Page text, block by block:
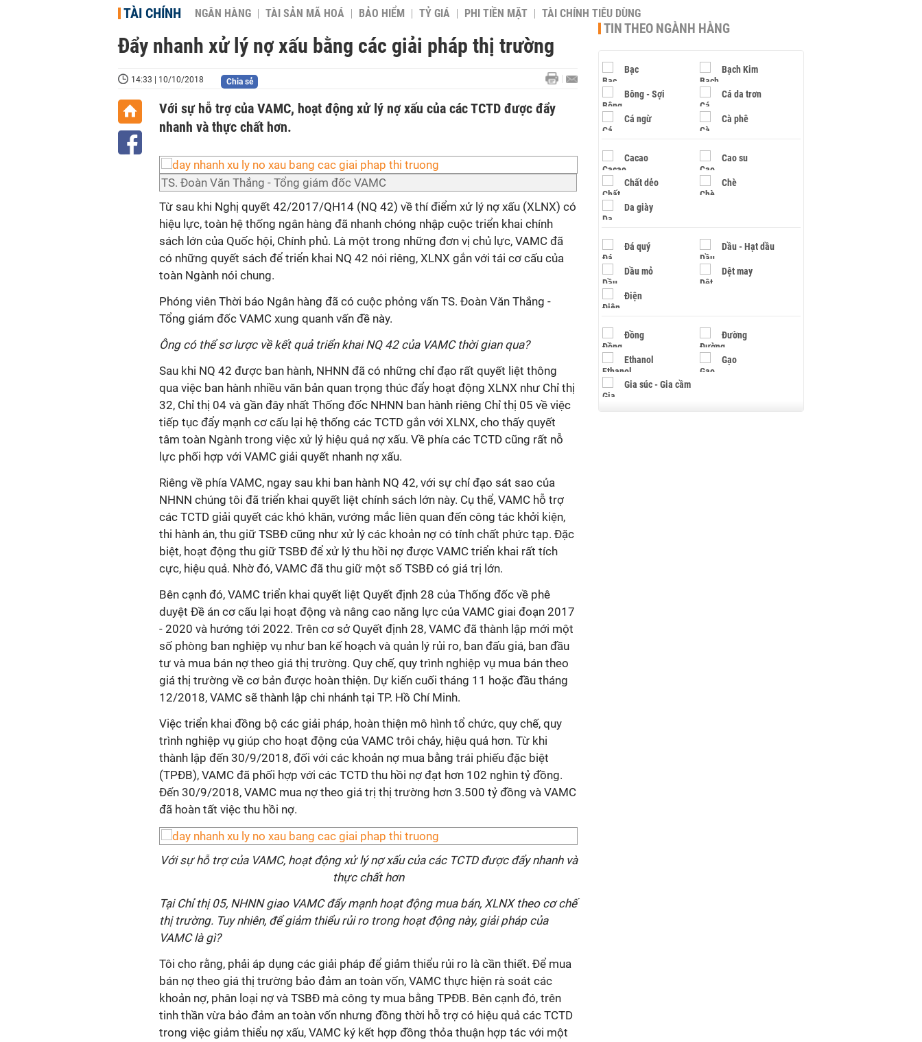
TÀI CHÍNH NGÂN HÀNG TÀI SẢN MÃ HOÁ BẢO HIỂM TỶ GIÁ PHI TIỀN MẶT TÀI CHÍNH TIÊU DÙNG
Đẩy nhanh xử lý nợ xấu bằng các giải pháp thị trường
14:33 | 10/10/2018 Chia sẻ
Với sự hỗ trợ của VAMC, hoạt động xử lý nợ xấu của các TCTD được đẩy
nhanh và thực chất hơn.
TS. Đoàn Văn Thắng - Tổng giám đốc VAMC
Từ sau khi Nghị quyết 42/2017/QH14 (NQ 42) về thí điểm xử lý nợ xấu (XLNX) có
hiệu lực, toàn hệ thống ngân hàng đã nhanh chóng nhập cuộc triển khai chính
sách lớn của Quốc hội, Chính phủ. Là một trong những đơn vị chủ lực, VAMC đã
có những quyết sách để triển khai NQ 42 nói riêng, XLNX gắn với tái cơ cấu của
toàn Ngành nói chung.
Phóng viên Thời báo Ngân hàng đã có cuộc phỏng vấn TS. Đoàn Văn Thắng -
Tổng giám đốc VAMC xung quanh vấn đề này.
Ông có thể sơ lược về kết quả triển khai NQ 42 của VAMC thời gian qua?
Sau khi NQ 42 được ban hành, NHNN đã có những chỉ đạo rất quyết liệt thông
qua việc ban hành nhiều văn bản quan trọng thúc đẩy hoạt động XLNX như Chỉ thị
32, Chỉ thị 04 và gần đây nhất Thống đốc NHNN ban hành riêng Chỉ thị 05 về việc
tiếp tục đẩy mạnh cơ cấu lại hệ thống các TCTD gắn với XLNX, cho thấy quyết
tâm toàn Ngành trong việc xử lý hiệu quả nợ xấu. Về phía các TCTD cũng rất nỗ
lực phối hợp với VAMC giải quyết nhanh nợ xấu.
Riêng về phía VAMC, ngay sau khi ban hành NQ 42, với sự chỉ đạo sát sao của
NHNN chúng tôi đã triển khai quyết liệt chính sách lớn này. Cụ thể, VAMC hỗ trợ
các TCTD giải quyết các khó khăn, vướng mắc liên quan đến công tác khởi kiện,
thi hành án, thu giữ TSBĐ cũng như xử lý các khoản nợ có tính chất phức tạp. Đặc
biệt, hoạt động thu giữ TSBĐ để xử lý thu hồi nợ được VAMC triển khai rất tích
cực, hiệu quả. Nhờ đó, VAMC đã thu giữ một số TSBĐ có giá trị lớn.
Bên cạnh đó, VAMC triển khai quyết liệt Quyết định 28 của Thống đốc về phê
duyệt Đề án cơ cấu lại hoạt động và nâng cao năng lực của VAMC giai đoạn 2017
- 2020 và hướng tới 2022. Trên cơ sở Quyết định 28, VAMC đã thành lập mới một
số phòng ban nghiệp vụ như ban kế hoạch và quản lý rủi ro, ban đấu giá, ban đầu
tư và mua bán nợ theo giá thị trường. Quy chế, quy trình nghiệp vụ mua bán theo
giá thị trường về cơ bản được hoàn thiện. Dự kiến cuối tháng 11 hoặc đầu tháng
12/2018, VAMC sẽ thành lập chi nhánh tại TP. Hồ Chí Minh.
Việc triển khai đồng bộ các giải pháp, hoàn thiện mô hình tổ chức, quy chế, quy
trình nghiệp vụ giúp cho hoạt động của VAMC trôi chảy, hiệu quả hơn. Từ khi
thành lập đến 30/9/2018, đối với các khoản nợ mua bằng trái phiếu đặc biệt
(TPĐB), VAMC đã phối hợp với các TCTD thu hồi nợ đạt hơn 102 nghìn tỷ đồng.
Đến 30/9/2018, VAMC mua nợ theo giá trị thị trường hơn 3.500 tỷ đồng và VAMC
đã hoàn tất việc thu hồi nợ.
Với sự hỗ trợ của VAMC, hoạt động xử lý nợ xấu của các TCTD được đẩy nhanh và
thực chất hơn
Tại Chỉ thị 05, NHNN giao VAMC đẩy mạnh hoạt động mua bán, XLNX theo cơ chế
thị trường. Tuy nhiên, để giảm thiểu rủi ro trong hoạt động này, giải pháp của
VAMC là gì?
Tôi cho rằng, phải áp dụng các giải pháp để giảm thiểu rủi ro là cần thiết. Để mua
bán nợ theo giá thị trường bảo đảm an toàn vốn, VAMC thực hiện rà soát các
khoản nợ, phân loại nợ và TSBĐ mà công ty mua bằng TPĐB. Bên cạnh đó, trên
tinh thần vừa bảo đảm an toàn vốn nhưng đồng thời hỗ trợ có hiệu quả các TCTD
trong việc giảm thiểu nợ xấu, VAMC ký kết hợp đồng thỏa thuận hợp tác với một
TIN THEO NGÀNH HÀNG
Bạc Bạch Kim
Bông - Sợi Cá da trơn
Cá ngừ Cà phê
Cacao Cao su
Chất dẻo Chè
Da giày
Đá quý Dầu - Hạt dầu
Dầu mỏ Dệt may
Điện
Đồng Đường
Ethanol Gạo
Gia súc - Gia cầm